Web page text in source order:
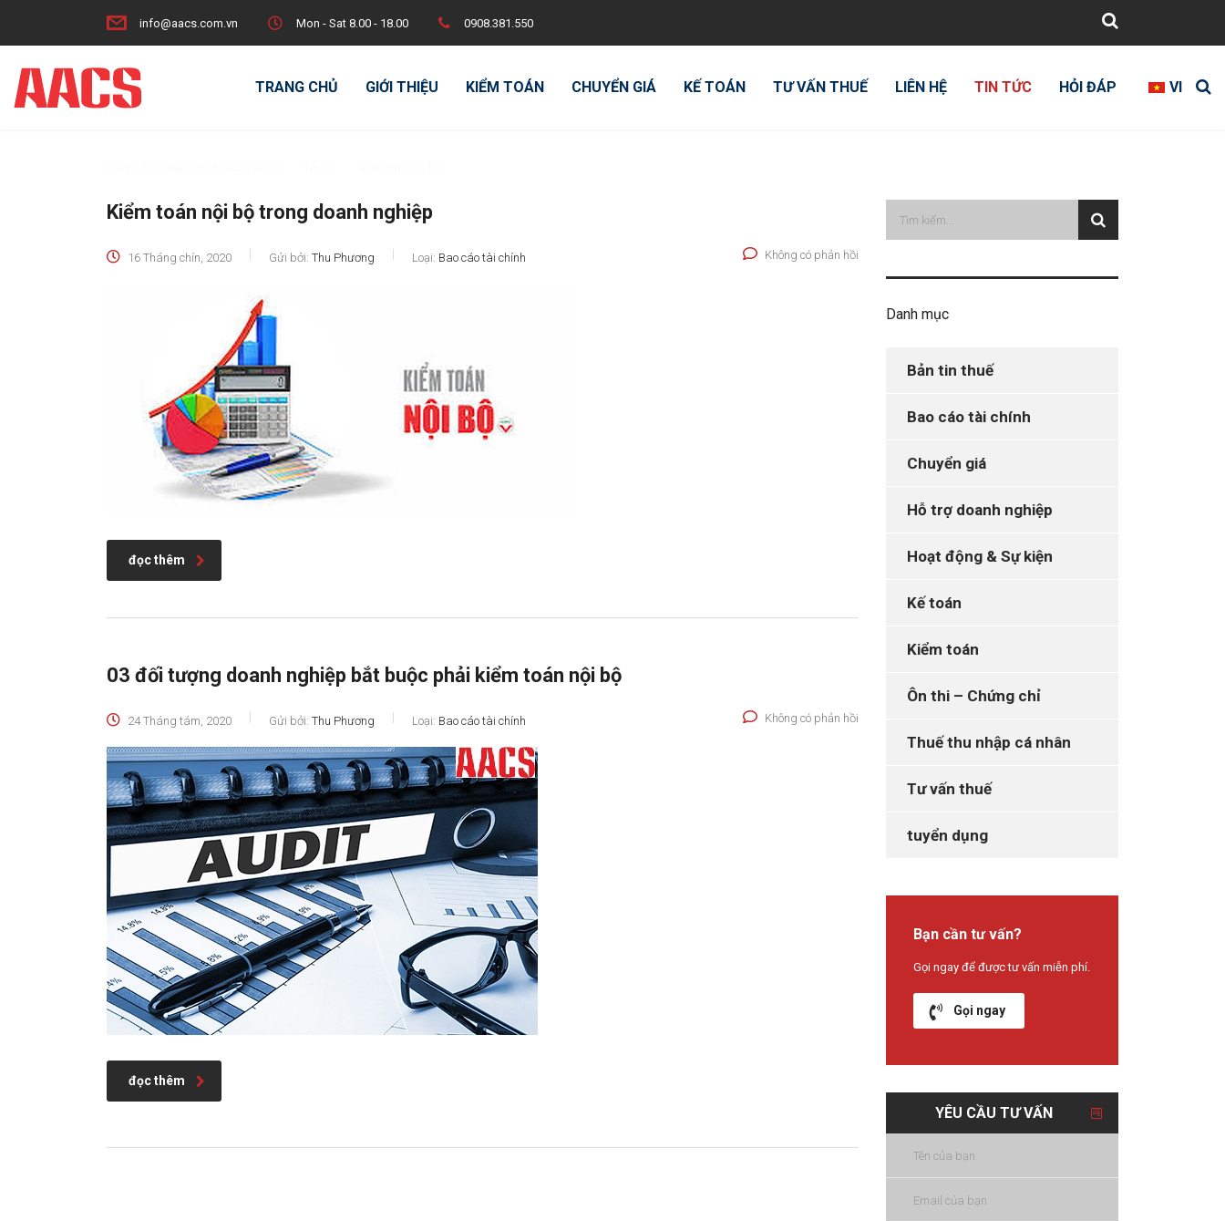
info@aacs.com.vn Mon - Sat 8.00 - 18.00 0908.381.550
TRANG CHỦ GIỚI THIỆU KIỂM TOÁN CHUYỂN GIÁ KẾ TOÁN TƯ VẤN THUẾ LIÊN HỆ TIN TỨC HỎI ĐÁP VI
Kiểm toán nội bộ trong doanh nghiệp
16 Tháng chín, 2020 Gửi bởi: Thu Phương Loại: Bao cáo tài chính Không có phản hồi
đọc thêm
03 đối tượng doanh nghiệp bắt buộc phải kiểm toán nội bộ
24 Tháng tám, 2020 Gửi bởi: Thu Phương Loại: Bao cáo tài chính Không có phản hồi
đọc thêm
Danh mục
Bản tin thuế
Bao cáo tài chính
Chuyển giá
Hỗ trợ doanh nghiệp
Hoạt động & Sự kiện
Kế toán
Kiểm toán
Ôn thi – Chứng chỉ
Thuế thu nhập cá nhân
Tư vấn thuế
tuyển dụng
Bạn cần tư vấn?
Gọi ngay để được tư vấn miễn phí.
Gọi ngay
YÊU CẦU TƯ VẤN